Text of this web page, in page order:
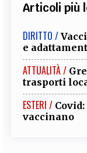
Articoli più
DIRITTO /
e
ATTUALITÀ /
trasporti
ESTERI /
vaccinano